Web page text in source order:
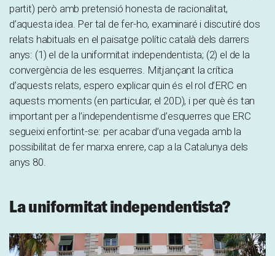
partit) però amb pretensió honesta de racionalitat,
d’aquesta idea. Per tal de fer-ho, examinaré i discutiré dos
relats habituals en el paisatge polític català dels darrers
anys: (1) el de la uniformitat independentista; (2) el de la
convergència de les esquerres. Mitjançant la crítica
d’aquests relats, espero explicar quin és el rol d’ERC en
aquests moments (en particular, el 20D), i per què és tan
important per a l’independentisme d’esquerres que ERC
segueixi enfortint-se: per acabar d’una vegada amb la
possibilitat de fer marxa enrere, cap a la Catalunya dels
anys 80.
La uniformitat independentista?